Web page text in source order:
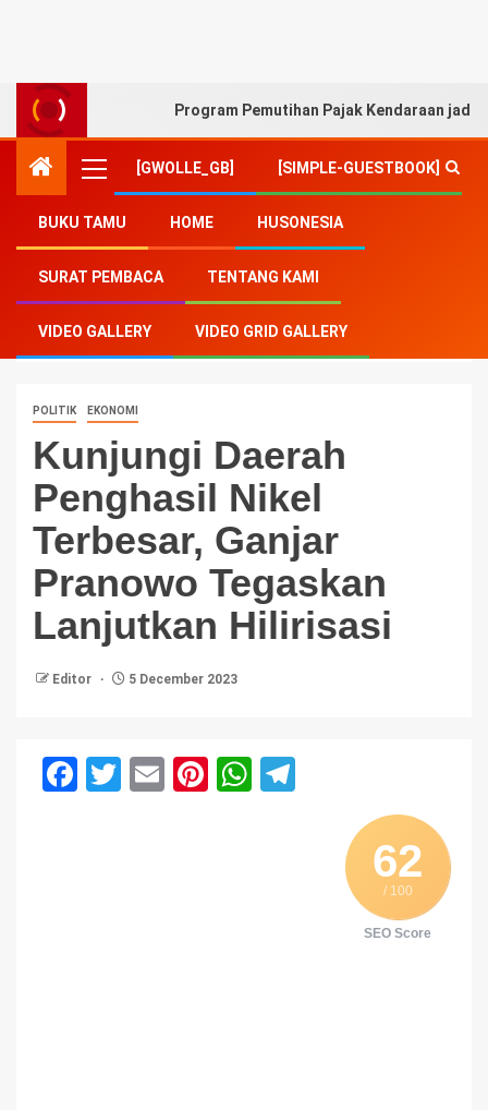
Program Pemutihan Pajak Kendaraan jadi
[GWOLLE_GB] [SIMPLE-GUESTBOOK]
BUKU TAMU HOME HUSONESIA
SURAT PEMBACA TENTANG KAMI
VIDEO GALLERY VIDEO GRID GALLERY
Home-Politik-Kunjungi Daerah Penghasil Nikel
Terbesar, Ganjar Pranowo Tegaskan Lanjutkan
Hilirisasi
POLITIK EKONOMI
Kunjungi Daerah
Penghasil Nikel
Terbesar, Ganjar
Pranowo Tegaskan
Lanjutkan Hilirisasi
Editor 5 December 2023
Facebook
Twitter
EmailPinterest
WhatsApp
62
/ 100
SEO Score